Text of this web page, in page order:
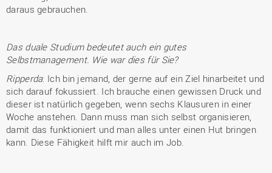
daraus gebrauchen.
Das duale Studium bedeutet auch ein gutes
Selbstmanagement. Wie war dies für Sie?
Ripperda: Ich bin jemand, der gerne auf ein Ziel hinarbeitet und
sich darauf fokussiert. Ich brauche einen gewissen Druck und
dieser ist natürlich gegeben, wenn sechs Klausuren in einer
Woche anstehen. Dann muss man sich selbst organisieren,
damit das funktioniert und man alles unter einen Hut bringen
kann. Diese Fähigkeit hilft mir auch im Job.